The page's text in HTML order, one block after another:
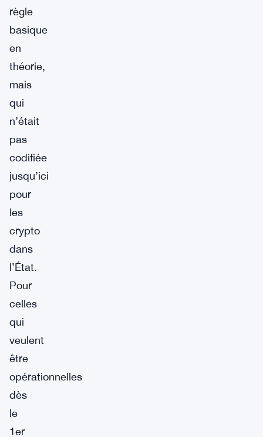
règle
basique
en
théorie,
mais
qui
n’était
pas
codifiée
jusqu’ici
pour
les
crypto
dans
l’État.
Pour
celles
qui
veulent
être
opérationnelles
dès
le
1er